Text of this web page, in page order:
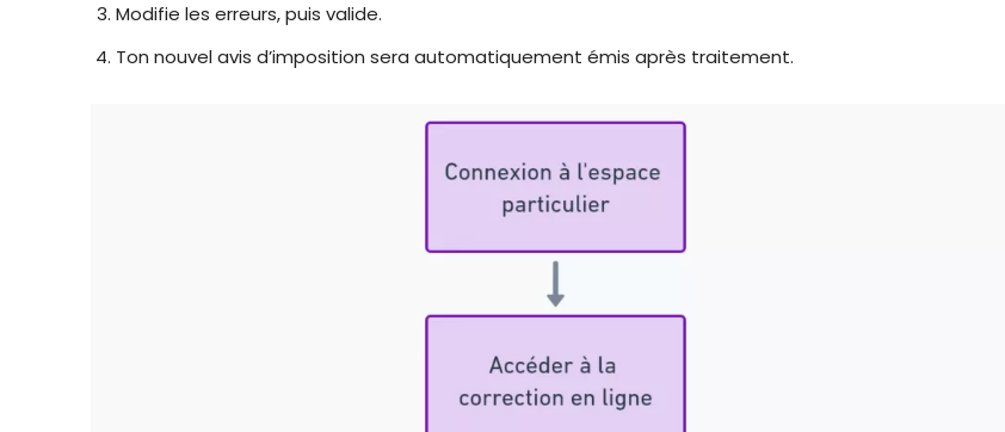
Modifie les erreurs, puis valide.
Ton nouvel avis d’imposition sera automatiquement émis après traitement.